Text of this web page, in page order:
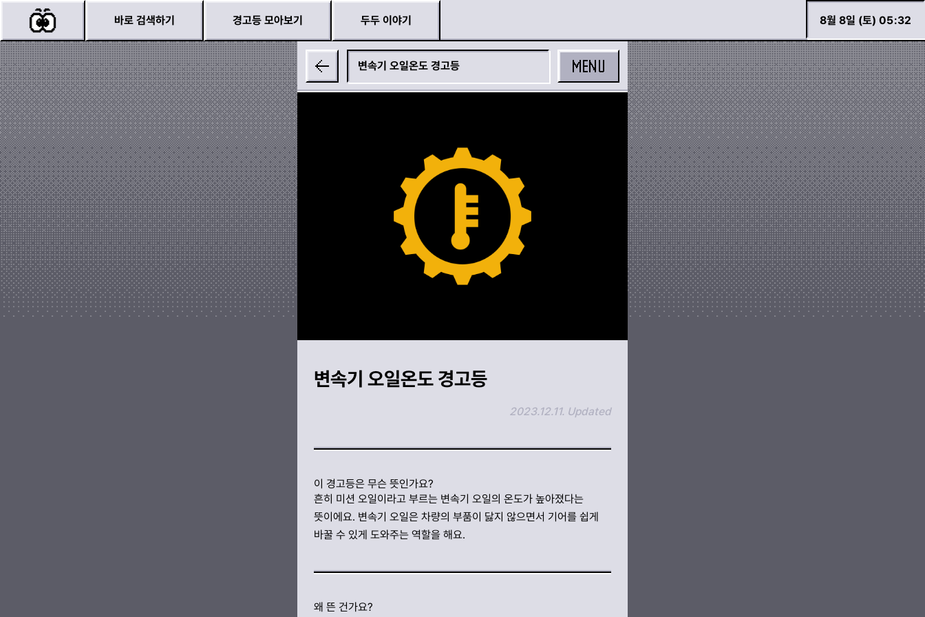
바로 검색하기 경고등 모아보기 두두 이야기 8월 8일 (토) 05:32
MENU
바로 검색하기
경고등 모아보기
두두 이야기
변속기 오일온도 경고등
변속기 오일온도 경고등
2023.12.11. Updated
이 경고등은 무슨 뜻인가요?
흔히 미션 오일이라고 부르는 변속기 오일의 온도가 높아졌다는
뜻이에요. 변속기 오일은 차량의 부품이 닳지 않으면서 기어를 쉽게
바꿀 수 있게 도와주는 역할을 해요.
왜 뜬 건가요?